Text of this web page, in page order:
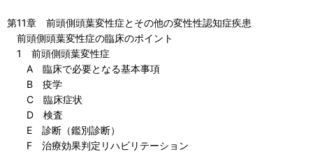
第11章 前頭側頭葉変性症とその他の変性性認知症疾患
前頭側頭葉変性症の臨床のポイント
1 前頭側頭葉変性症
A 臨床で必要となる基本事項
B 疫学
C 臨床症状
D 検査
E 診断（鑑別診断）
F 治療効果判定リハビリテーション